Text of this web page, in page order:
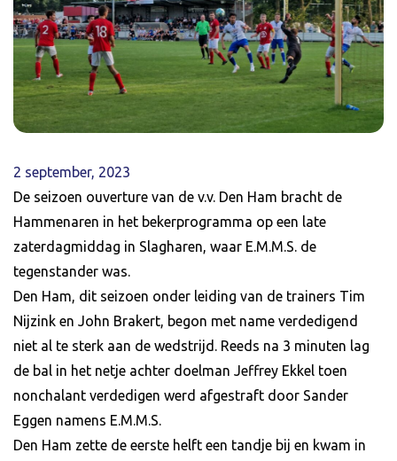
2 september, 2023
De seizoen ouverture van de v.v. Den Ham bracht de
Hammenaren in het bekerprogramma op een late
zaterdagmiddag in Slagharen, waar E.M.M.S. de
tegenstander was.
Den Ham, dit seizoen onder leiding van de trainers Tim
Nijzink en John Brakert, begon met name verdedigend
niet al te sterk aan de wedstrijd. Reeds na 3 minuten lag
de bal in het netje achter doelman Jeffrey Ekkel toen
nonchalant verdedigen werd afgestraft door Sander
Eggen namens E.M.M.S.
Den Ham zette de eerste helft een tandje bij en kwam in